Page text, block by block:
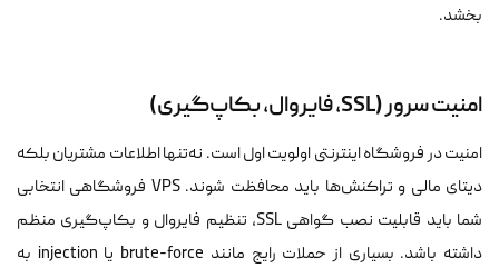
بخشد.
امنیت سرور (SSL، فایروال، بکاپ‌گیری)
امنیت در فروشگاه اینترنتی اولویت اول است. نه‌تنها اطلاعات مشتریان بلکه
دیتای مالی و تراکنش‌ها باید محافظت شوند. VPS فروشگاهی انتخابی
شما باید قابلیت نصب گواهی SSL، تنظیم فایروال و بکاپ‌گیری منظم
داشته باشد. بسیاری از حملات رایج مانند brute-force یا injection به